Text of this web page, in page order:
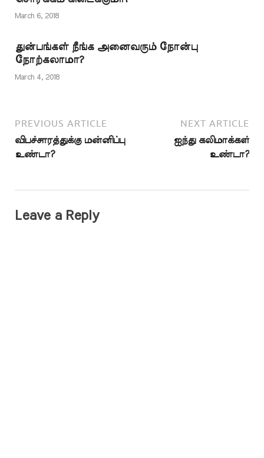
ஒன்றை விட வேறு எதன்
மூலமும் என் அடியான்
கொள்வதில்லை. என்…
March 6, 2018
துன்பங்கள் நீங்க அனைவரும் நோன்பு
நோற்கலாமா?
March 4, 2018
PREVIOUS ARTICLE
விபச்சாரத்துக்கு மன்னிப்பு
உண்டா?
NEXT ARTICLE
ஐந்து கலிமாக்கள்
உண்டா?
Leave a Reply